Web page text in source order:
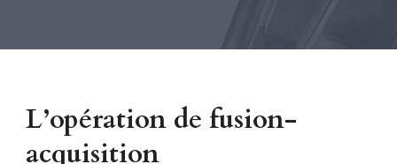
L’opération de fusion-
acquisition